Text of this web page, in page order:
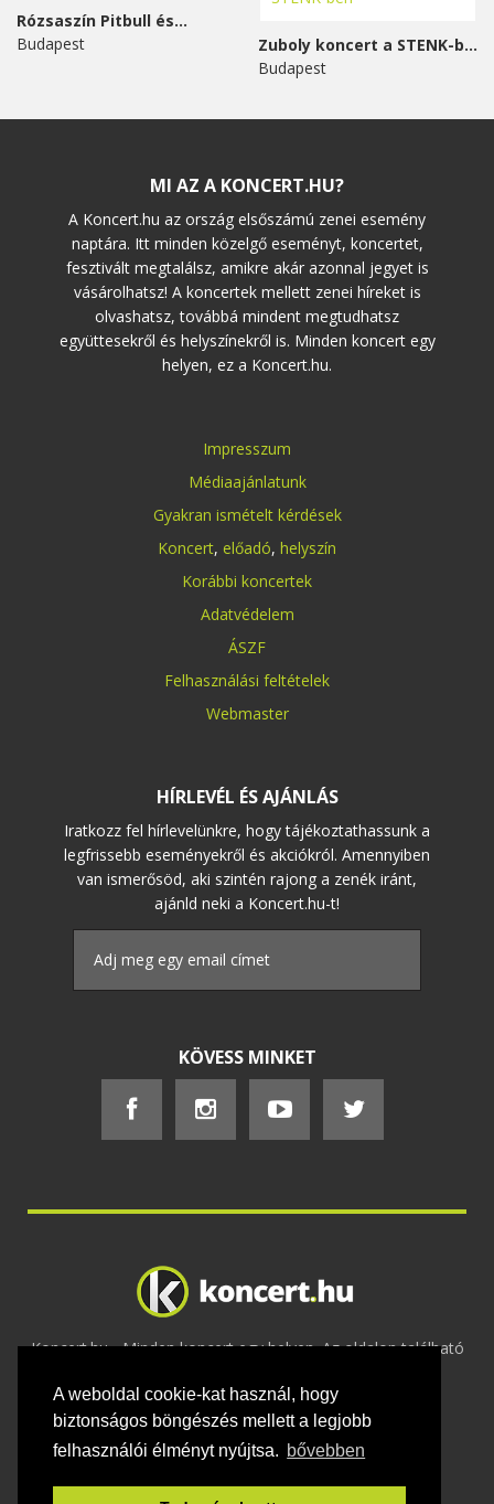
A weboldal cookie-kat használ, hogy
biztonságos böngészés mellett a legjobb
felhasználói élményt nyújtsa. bővebben
Rózsaszín Pitbull és...
Budapest
Zuboly koncert a STENK-ben
Budapest
MI AZ A KONCERT.HU?
A Koncert.hu az ország elsőszámú zenei esemény
naptára. Itt minden közelgő eseményt, koncertet,
fesztivált megtalálsz, amikre akár azonnal jegyet is
vásárolhatsz! A koncertek mellett zenei híreket is
olvashatsz, továbbá mindent megtudhatsz
együttesekről és helyszínekről is. Minden koncert egy
helyen, ez a Koncert.hu.
Impresszum
Médiaajánlatunk
Gyakran ismételt kérdések
Koncert, előadó, helyszín
Korábbi koncertek
Adatvédelem
ÁSZF
Felhasználási feltételek
Webmaster
HÍRLEVÉL ÉS AJÁNLÁS
Iratkozz fel hírlevelünkre, hogy tájékoztathassunk a
legfrissebb eseményekről és akciókról. Amennyiben
van ismerősöd, aki szintén rajong a zenék iránt,
ajánld neki a Koncert.hu-t!
KÖVESS MINKET
Koncert.hu - Minden koncert egy helyen. Az oldalon található
2020 Adatvédelem-ÁSZF-Felhasználási
feltételek-Webmaster- Kapcsolat és üzenet küldés